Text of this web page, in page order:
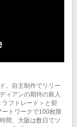
。自主制作でリリー
ィアンの期待の新人
フトレード＞と契
トワークで100枚限
間、大阪は数日でソ